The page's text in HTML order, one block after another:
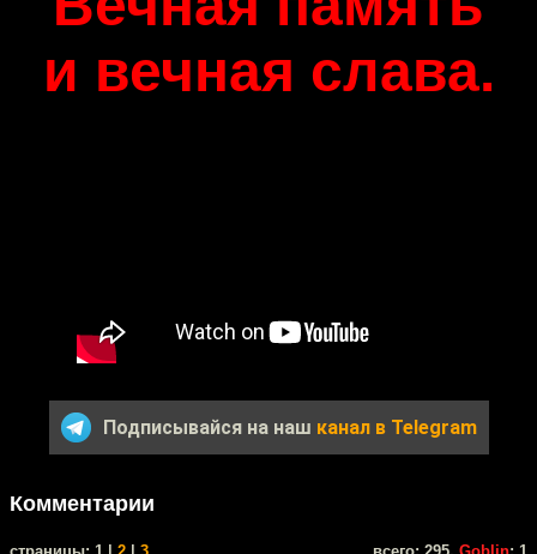
и вечная слава.
Подписывайся на наш канал в Telegram
Комментарии